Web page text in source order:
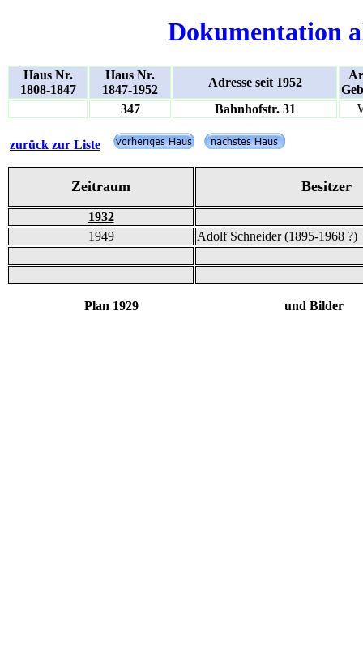
Dokumentation
Haus Nr.
1808-1847
Haus Nr.
1847-1952
Adresse seit 1952
347
Bahnhofstr. 31
zurück zur Liste
Zeitraum Besitzer
1932
1949
Adolf Schneider (1895-1968 ?)
Plan 1929 und Bilder